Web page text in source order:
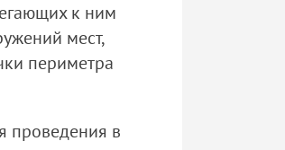
к ним
мест,
периметра
проведения в